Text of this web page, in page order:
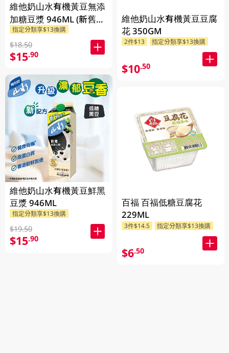
維他奶山水有機黃豆無添
加糖豆漿 946ML (新舊包
裝隨機發貨)
指定分類享$13換購
$18.50
$15.90
維他奶山水有機黃豆鮮黑
豆漿 946ML
指定分類享$13換購
$19.50
$15.90
維他奶山水有機黃豆豆腐
花 350GM
2件$13 指定分類享$13換購
$10.50
百福 百福低糖豆腐花
229ML
3件$14.5 指定分類享$13換購
$6.50